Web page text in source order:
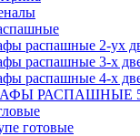
распашные 2-ух
распашные 3-х
распашные 4-х
РАСПАШНЫЕ
готовые